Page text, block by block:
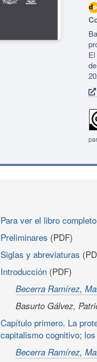
Para ver el libro
Preliminares (PDF)
Siglas y abreviaturas
Introducción (PDF)
Becerra Ramírez,
Basurto Gálvez,
Capítulo primero. La
capitalismo cognitivo;
Becerra Ramírez,